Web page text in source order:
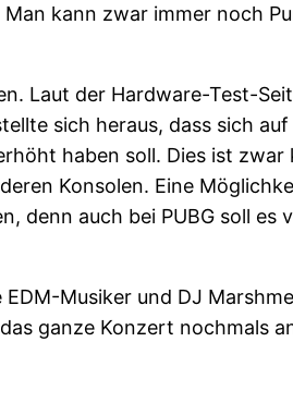
kann zwar immer noch
Laut der Hardware-Test-
sich heraus, dass sich auf
haben soll. Dies ist zwar
Konsolen. Eine
denn auch bei PUBG soll es
Musiker und DJ
ganze Konzert nochmals